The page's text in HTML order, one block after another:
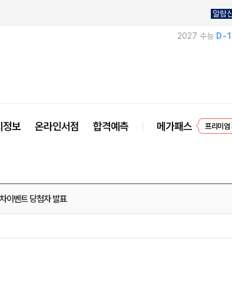
알람
2027 수능 D-
정보 온라인서점 합격예측 메가패스
이벤트 당첨자 발표